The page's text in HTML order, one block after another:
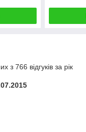
з 766 відгуків за рік